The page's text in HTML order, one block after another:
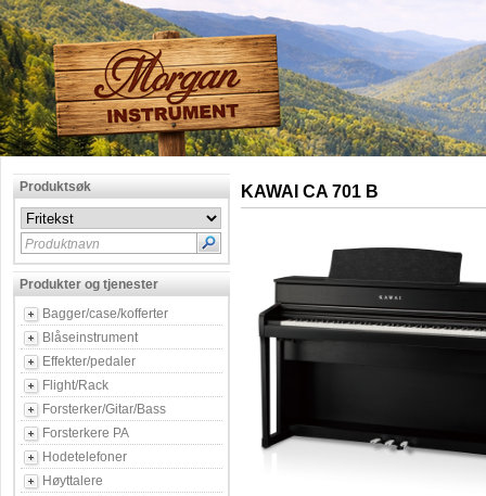
Produktsøk
Produktnavn
Produkter og tjenester
Bagger/case/kofferter
Blåseinstrument
Effekter/pedaler
Flight/Rack
Forsterker/Gitar/Bass
Forsterkere PA
Hodetelefoner
Høyttalere
KAWAI CA 701 B